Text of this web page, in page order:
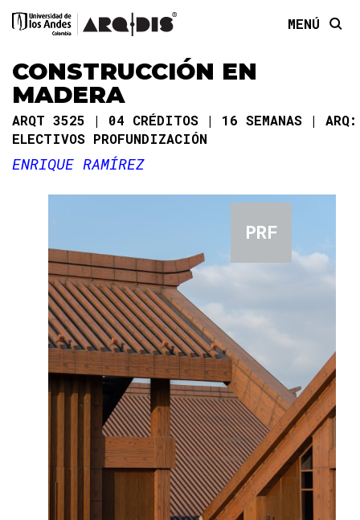
MENÚ
CONSTRUCCIÓN EN
MADERA
ARQT 3525 04 CRÉDITOS 16 SEMANAS
ARQ:
ELECTIVOS PROFUNDIZACIÓN
ENRIQUE RAMÍREZ
PRF